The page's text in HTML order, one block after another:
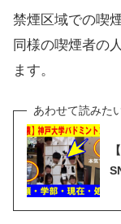
禁煙区域での喫
同様の喫煙者の
ます。